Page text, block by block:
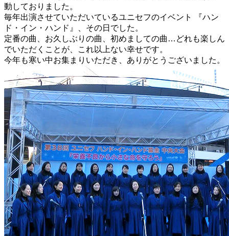
動しておりました。
毎年出演させていただいているユニセフのイベント 『ハン
ド・イン・ハンド』、その日でした。
定番の曲、お久しぶりの曲、初めましての曲…どれも楽しん
でいただくことが、これ以上ない幸せです。
今年も寒い中お集まりいただき、ありがとうございました。